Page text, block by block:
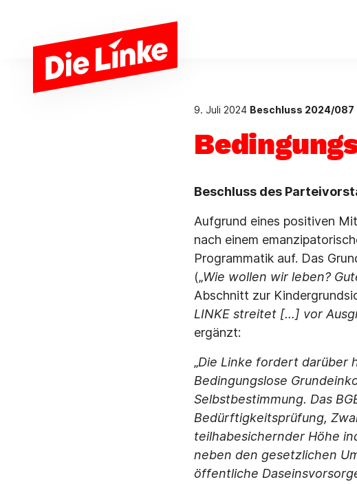
9. Juli 2024 Beschluss 2024/087
Beschluss des
Aufgrund eines positiven
nach einem
Programmatik auf. Das
(„Wie wollen wir leben?
Abschnitt zur
LINKE streitet […] vor
ergänzt:
„Die Linke fordert darüber
Bedingungslose
Selbstbestimmung. Das
Bedürftigkeitsprüfung,
teilhabesichernder Höhe
neben den gesetzlichen
öffentliche